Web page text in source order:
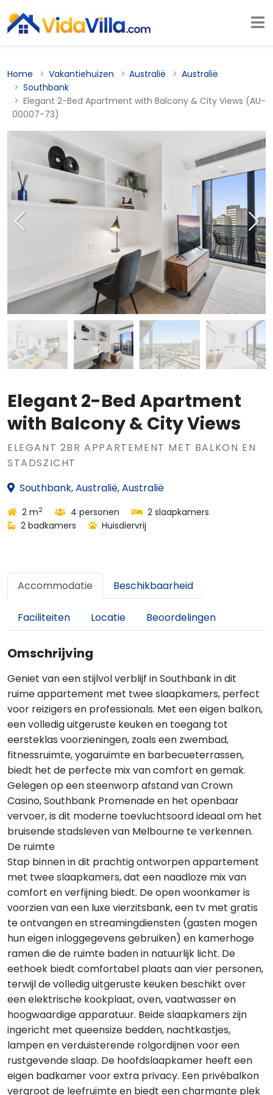
Home Vakantiehuizen Australië
Australië
Southbank
Elegant 2-Bed Apartment with Balcony & City Views (AU-
00007-73)
Elegant 2-Bed Apartment
with Balcony & City Views
ELEGANT 2BR APPARTEMENT MET BALKON EN
STADSZICHT
Southbank, Australië, Australië
2 m2 4 personen
2 slaapkamers
2 badkamers
Huisdiervrij
Accommodatie Beschikbaarheid
Faciliteiten Locatie Beoordelingen
Omschrijving
Geniet van een stijlvol verblijf in Southbank in dit
ruime appartement met twee slaapkamers, perfect
voor reizigers en professionals. Met een eigen balkon,
een volledig uitgeruste keuken en toegang tot
eersteklas voorzieningen, zoals een zwembad,
fitnessruimte, yogaruimte en barbecueterrassen,
biedt het de perfecte mix van comfort en gemak.
Gelegen op een steenworp afstand van Crown
Casino, Southbank Promenade en het openbaar
vervoer, is dit moderne toevluchtsoord ideaal om het
bruisende stadsleven van Melbourne te verkennen.
De ruimte
Stap binnen in dit prachtig ontworpen appartement
met twee slaapkamers, dat een naadloze mix van
comfort en verfijning biedt. De open woonkamer is
voorzien van een luxe vierzitsbank, een tv met gratis
te ontvangen en streamingdiensten (gasten mogen
hun eigen inloggegevens gebruiken) en kamerhoge
ramen die de ruimte baden in natuurlijk licht. De
eethoek biedt comfortabel plaats aan vier personen,
terwijl de volledig uitgeruste keuken beschikt over
een elektrische kookplaat, oven, vaatwasser en
hoogwaardige apparatuur. Beide slaapkamers zijn
ingericht met queensize bedden, nachtkastjes,
lampen en verduisterende rolgordijnen voor een
rustgevende slaap. De hoofdslaapkamer heeft een
eigen badkamer voor extra privacy. Een privébalkon
vergroot de leefruimte en biedt een charmante plek